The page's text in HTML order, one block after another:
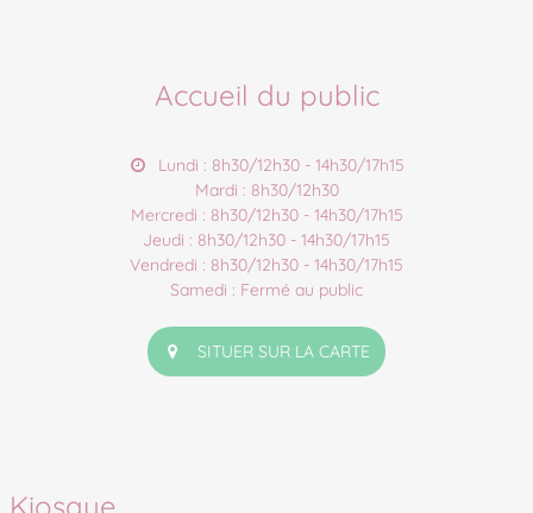
Accueil du public
Lundi : 8h30/12h30 - 14h30/17h15
Mardi : 8h30/12h30
Mercredi : 8h30/12h30 - 14h30/17h15
Jeudi : 8h30/12h30 - 14h30/17h15
Vendredi : 8h30/12h30 - 14h30/17h15
Samedi : Fermé au public
SITUER SUR LA CARTE
Kiosque